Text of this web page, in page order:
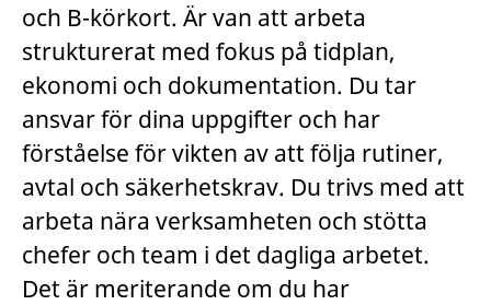
och B-körkort. Är van att arbeta
strukturerat med fokus på tidplan,
ekonomi och dokumentation. Du tar
ansvar för dina uppgifter och har
förståelse för vikten av att följa rutiner,
avtal och säkerhetskrav. Du trivs med att
arbeta nära verksamheten och stötta
chefer och team i det dagliga arbetet.
Det är meriterande om du har